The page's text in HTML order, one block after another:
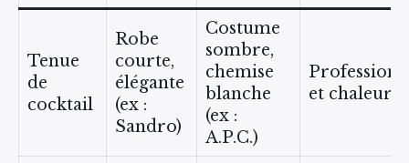
Tenue
de
cocktail
Robe
courte,
élégante
(ex :
Sandro)
Costume
sombre,
chemise
blanche
(ex :
A.P.C.)
et